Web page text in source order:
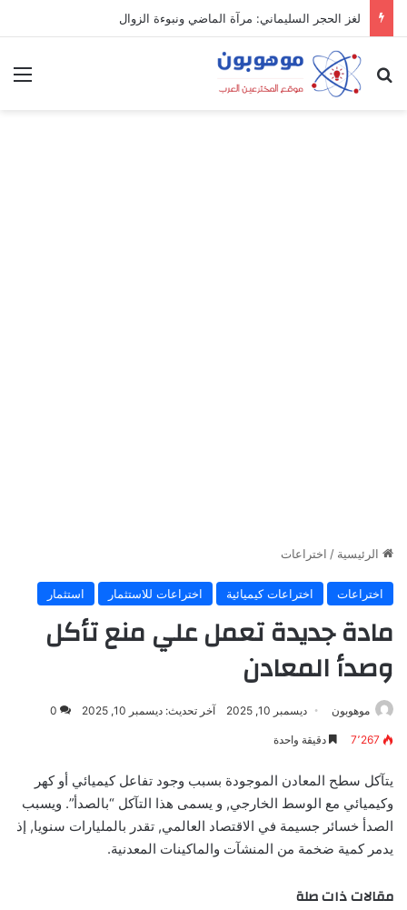
لغز الحجر السليماني: مرآة الماضي ونبوءة الزوال
بحث عن
الرئيسية / اختراعات
اختراعات اختراعات كيميائية اختراعات للاستثمار استثمار
مادة جديدة تعمل علي منع تأكل
وصدأ المعادن
موهوبون ديسمبر 10, 2025 آخر تحديث: ديسمبر 10, 2025 0
7٬267 دقيقة واحدة
يتآكل سطح المعادن الموجودة بسبب وجود تفاعل كيميائي أو كهر
وكيميائي مع الوسط الخارجي, و يسمى هذا التآكل “بالصدأ”. ويسبب
الصدأ خسائر جسيمة في الاقتصاد العالمي, تقدر بالمليارات سنويا, إذ
يدمر كمية ضخمة من المنشآت والماكينات المعدنية.
مقالات ذات صلة